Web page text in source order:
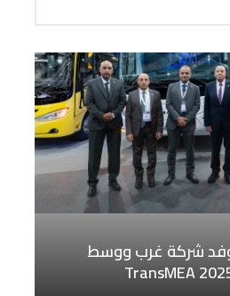
شركة غرب ووسط